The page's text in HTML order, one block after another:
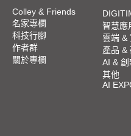
Colley & Friends
名家專欄
科技行腳
作者群
關於專欄
智慧應
雲端 &
產品 &
AI & 創
其他
AI